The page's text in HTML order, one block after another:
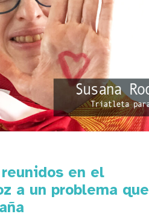
en el
a un problema que